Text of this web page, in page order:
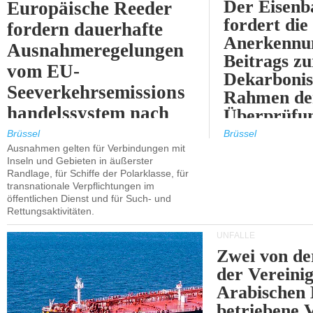
Europäische Reeder
fordern dauerhafte
Ausnahmeregelungen
vom EU-
Seeverkehrsemissions
handelssystem nach
2030.
Brüssel
Ausnahmen gelten für Verbindungen mit
Inseln und Gebieten in äußerster
Randlage, für Schiffe der Polarklasse, für
transnationale Verpflichtungen im
öffentlichen Dienst und für Such- und
Rettungsaktivitäten.
Der
fordert die
Beitrags
Rahmen
ETS.
Brüssel
UNFÄLLE
Zwei von
der
Arabischen